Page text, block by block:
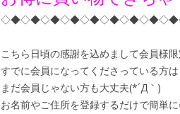
こちら日頃の感謝を込めまして会員様
すでに会員になってくださっている方
まだ会員じゃない方も大丈夫(*´Д｀)
お名前やご住所を登録するだけで簡単に